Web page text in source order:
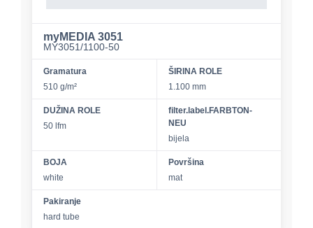
myMEDIA 3051
MY3051/1100-50
Gramatura
510 g/m²
ŠIRINA ROLE
1.100 mm
DUŽINA ROLE
50 lfm
filter.label.FARBTON-
NEU
bijela
BOJA
white
Površina
mat
Pakiranje
hard tube